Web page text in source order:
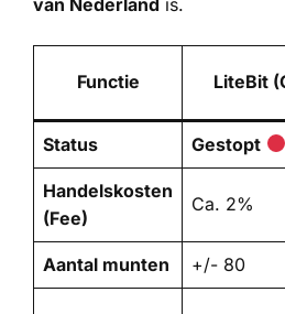
Functie LiteBit
Status Gestopt
Handelskosten
(Fee)
Ca. 2%
Aantal munten +/- 80